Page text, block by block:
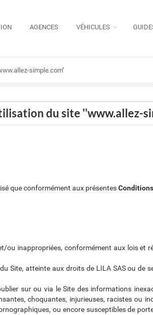
AGENCES VÉHICULES
simple.com''
du site ''www.allez-
que conformément aux présentes
ou inappropriées, conformément aux lois et
Site, atteinte aux droits de LILA SAS ou de
sur ou via le Site des informations
choquantes, injurieuses, racistes ou
ou encore susceptibles de